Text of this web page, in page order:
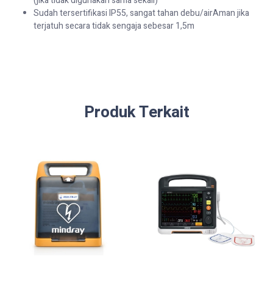
Sudah tersertifikasi IP55, sangat tahan debu/airAman jika
terjatuh secara tidak sengaja sebesar 1,5m
Produk Terkait